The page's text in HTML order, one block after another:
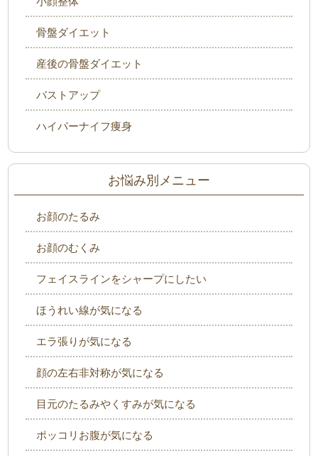
骨盤ダイエット
産後の骨盤ダイエット
バストアップ
ハイパーナイフ痩身
お悩み別メニュー
お顔のたるみ
お顔のむくみ
フェイスラインをシャープにしたい
ほうれい線が気になる
エラ張りが気になる
顔の左右非対称が気になる
目元のたるみやくすみが気になる
ポッコリお腹が気になる